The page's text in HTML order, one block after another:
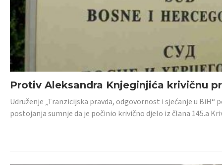
Protiv Aleksandra Knjeginjića krivičnu
Udruženje „Tranzicijska pravda, odgovornost i sjećanje u
postojanja sumnje da je počinio krivično djelo iz člana 145.a